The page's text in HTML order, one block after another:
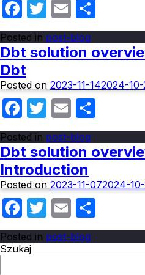
Facebook
Twitter
Email
Posted in post-blog
Dbt solution
Dbt
Posted on 2023-11-142024-10-
Facebook
Twitter
Email
Posted in post-blog
Dbt solution
Introduction
Posted on 2023-11-072024-
Facebook
Twitter
Email
Posted in post-blog
Szukaj